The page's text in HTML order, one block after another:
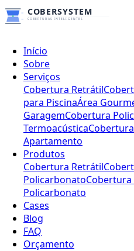
Início
Sobre
Serviços
Cobertura Retrátil
para PiscinaÁrea
GaragemCobertura
Termoacústica
Apartamento
Produtos
Cobertura Retrátil
PolicarbonatoCobertura
Policarbonato
Cases
Blog
FAQ
Orçamento